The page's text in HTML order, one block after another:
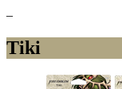
–
Tiki